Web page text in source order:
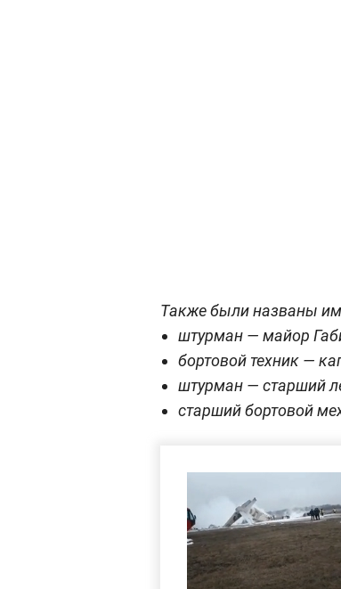
Также были названы
штурман — майор
бортовой техник —
штурман — старший
старший бортовой